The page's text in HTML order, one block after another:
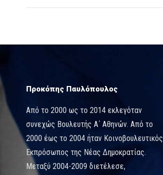
Προκόπης Παυλόπουλος
Από το 2000 ως το 2014 εκλεγόταν
συνεχώς Βουλευτής Α΄ Αθηνών. Από το
2000 έως το 2004 ήταν Κοινοβουλευτικός
Εκπρόσωπος της Νέας Δημοκρατίας.
Μεταξύ 2004-2009 διετέλεσε,